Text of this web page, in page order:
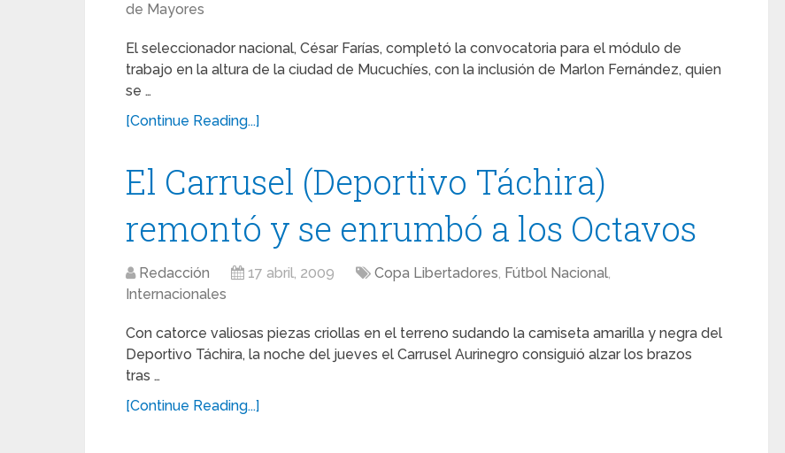
de Mayores
El seleccionador nacional, César Farías, completó la convocatoria para el módulo de
trabajo en la altura de la ciudad de Mucuchíes, con la inclusión de Marlon Fernández, quien
se …
[Continue Reading...]
El Carrusel (Deportivo Táchira)
remontó y se enrumbó a los Octavos
Redacción 17 abril, 2009 Copa Libertadores, Fútbol Nacional,
Internacionales
Con catorce valiosas piezas criollas en el terreno sudando la camiseta amarilla y negra del
Deportivo Táchira, la noche del jueves el Carrusel Aurinegro consiguió alzar los brazos
tras …
[Continue Reading...]